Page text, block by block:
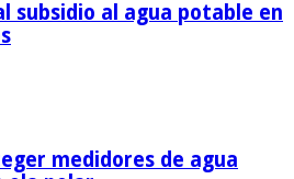
subsidio al agua potable en
medidores de agua